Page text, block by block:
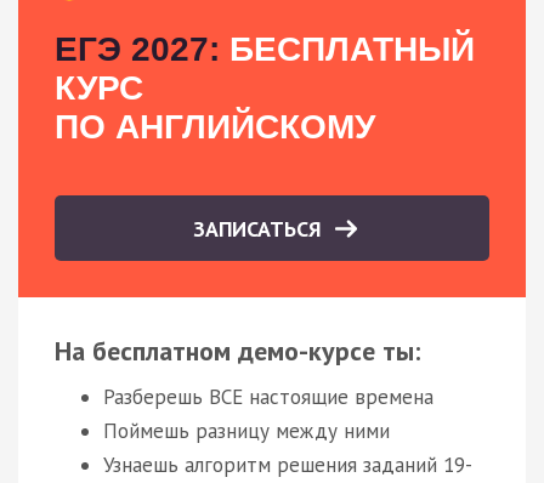
ЕГЭ 2027: БЕСПЛАТНЫЙ
КУРС
ПО АНГЛИЙСКОМУ
ЗАПИСАТЬСЯ
На бесплатном демо-курсе ты:
Разберешь ВСЕ настоящие времена
Поймешь разницу между ними
Узнаешь алгоритм решения заданий 19-